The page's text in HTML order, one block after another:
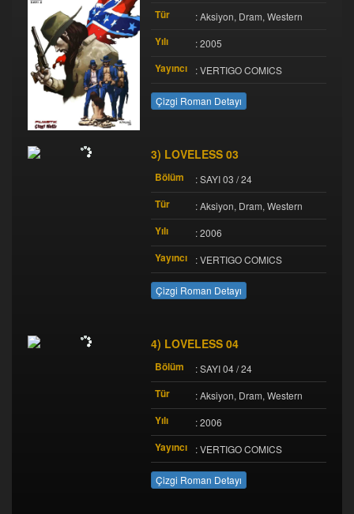
Tür : Aksiyon, Dram, Western
Yılı : 2005
Yayıncı : VERTIGO COMICS
Çizgi Roman Detayı
3) LOVELESS 03
Bölüm : SAYI 03 / 24
Tür : Aksiyon, Dram, Western
Yılı : 2006
Yayıncı : VERTIGO COMICS
Çizgi Roman Detayı
4) LOVELESS 04
Bölüm : SAYI 04 / 24
Tür : Aksiyon, Dram, Western
Yılı : 2006
Yayıncı : VERTIGO COMICS
Çizgi Roman Detayı